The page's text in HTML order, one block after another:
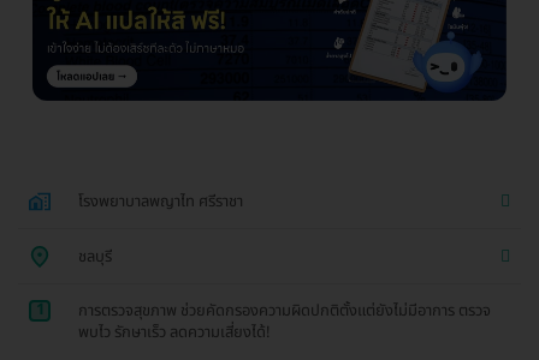
โรงพยาบาลพญาไท ศรีราชา
ชลบุรี
1
การตรวจสุขภาพ ช่วยคัดกรองความผิดปกติตั้งแต่ยังไม่มีอาการ ตรวจ
พบไว รักษาเร็ว ลดความเสี่ยงได้!